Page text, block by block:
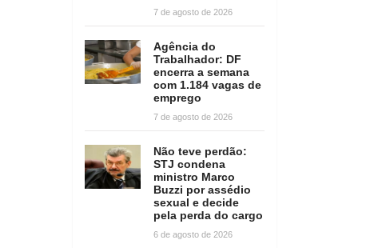
7 de agosto de 2026
Agência do
Trabalhador: DF
encerra a semana
com 1.184 vagas de
emprego
7 de agosto de 2026
Não teve perdão:
STJ condena
ministro Marco
Buzzi por assédio
sexual e decide
pela perda do cargo
6 de agosto de 2026